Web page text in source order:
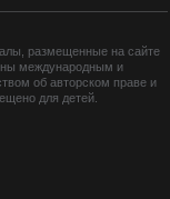
размещенные на сайте
международным и
об авторском праве и
для детей.